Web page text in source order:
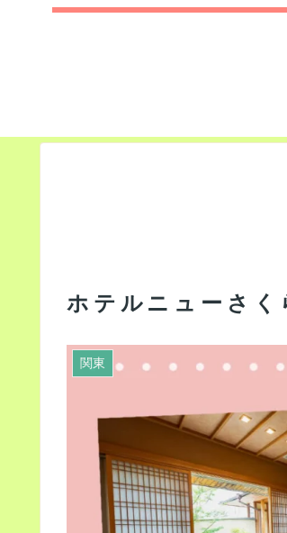
ホテルニューさく
関東